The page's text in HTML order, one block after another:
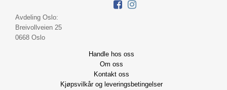
Avdeling Oslo:
Breivollveien 25
0668 Oslo
Handle hos oss
Om oss
Kontakt oss
Kjøpsvilkår og leveringsbetingelser